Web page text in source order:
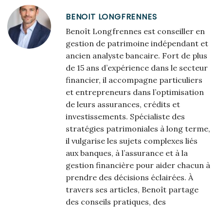
BENOIT LONGFRENNES
Benoît Longfrennes est conseiller en
gestion de patrimoine indépendant et
ancien analyste bancaire. Fort de plus
de 15 ans d’expérience dans le secteur
financier, il accompagne particuliers
et entrepreneurs dans l’optimisation
de leurs assurances, crédits et
investissements. Spécialiste des
stratégies patrimoniales à long terme,
il vulgarise les sujets complexes liés
aux banques, à l’assurance et à la
gestion financière pour aider chacun à
prendre des décisions éclairées. À
travers ses articles, Benoît partage
des conseils pratiques, des